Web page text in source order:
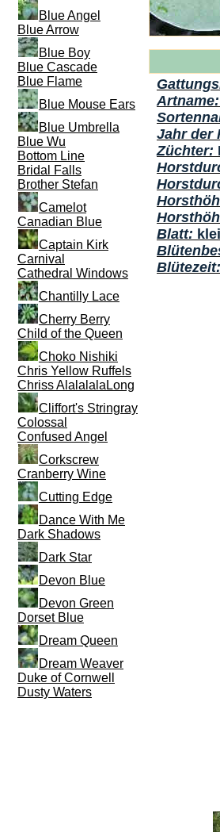
Blue Angel
Blue Arrow
Blue Boy
Blue Cascade
Blue Flame
Blue Mouse Ears
Blue Umbrella
Blue Wu
Bottom Line
Bridal Falls
Brother Stefan
Camelot
Canadian Blue
Captain Kirk
Carnival
Cathedral Windows
Chantilly Lace
Cherry Berry
Child of the Queen
Choko Nishiki
Chris Yellow Ruffels
Chriss AlalalalaLong
Cliffort's Stringray
Colossal
Confused Angel
Corkscrew
Cranberry Wine
Cutting Edge
Dance With Me
Dark Shadows
Dark Star
Devon Blue
Devon Green
Dorset Blue
Dream Queen
Dream Weaver
Duke of Cornwell
Dusty Waters
Artname:
Jahr der
Züchter:
Blatt:
Blütezeit: